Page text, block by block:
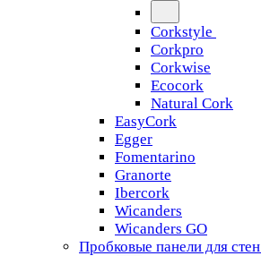
Corkstyle
Corkpro
Corkwise
Ecocork
Natural Cork
EasyCork
Egger
Fomentarino
Granorte
Ibercork
Wicanders
Wicanders GO
Пробковые панели для стен